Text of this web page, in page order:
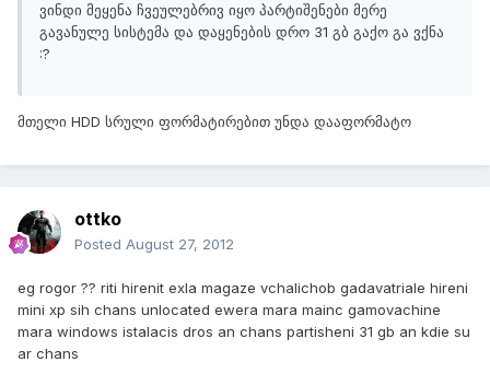
ვინდი მეყენა ჩვეულებრივ იყო პარტიშენები მერე
გავანულე სისტემა და დაყენების დრო 31 გბ გაქო გა ვქნა
:?
მთელი HDD სრული ფორმატირებით უნდა დააფორმატო
ottko
Posted August 27, 2012
eg rogor ?? riti hirenit exla magaze vchalichob gadavatriale hireni
mini xp sih chans unlocated ewera mara mainc gamovachine
mara windows istalacis dros an chans partisheni 31 gb an kdie su
ar chans